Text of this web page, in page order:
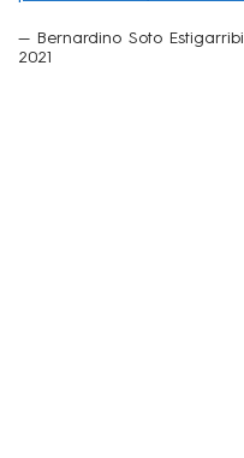
— Bernardino Soto
2021